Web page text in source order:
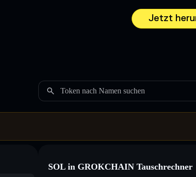
Jetzt
Token nach Namen suchen
SOL in GROKCHAIN Tauschrechner